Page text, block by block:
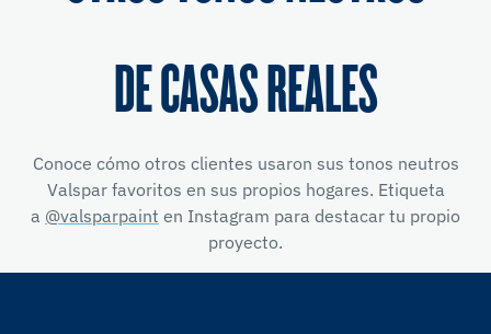
DE CASAS REALES
Conoce cómo otros clientes usaron sus tonos neutros
Valspar favoritos en sus propios hogares. Etiqueta
a @valsparpaint en Instagram para destacar tu propio
proyecto.